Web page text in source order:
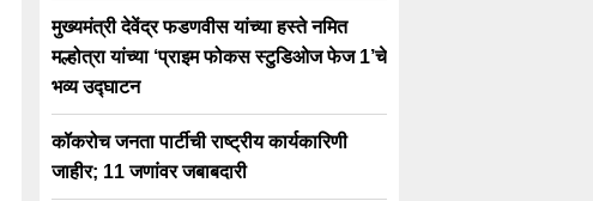
मुख्यमंत्री देवेंद्र फडणवीस यांच्या हस्ते नमित
मल्होत्रा यांच्या ‘प्राइम फोकस स्टुडिओज फेज 1’चे
भव्य उद्घाटन
कॉकरोच जनता पार्टीची राष्ट्रीय कार्यकारिणी
जाहीर; 11 जणांवर जबाबदारी